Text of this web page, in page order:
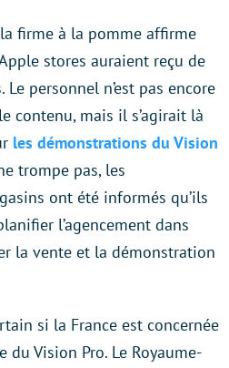
firme à la pomme affirme
stores auraient reçu de
personnel n’est pas encore
contenu, mais il s’agirait là
les démonstrations du Vision
trompe pas, les
ont été informés qu’ils
l’agencement dans
la vente et la démonstration
si la France est concernée
Vision Pro. Le Royaume-